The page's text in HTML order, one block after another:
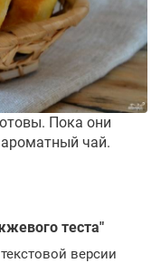
Пока они
ароматный чай.
теста"
версии